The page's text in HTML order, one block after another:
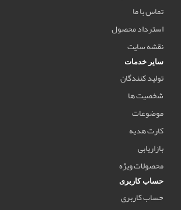
تماس با ما
استرداد محصول
نقشه سایت
سایر خدمات
تولید کنندگان
شخصیت ها
موضوعات
کارت هدیه
بازاریابی
محصولات ویژه
حساب کاربری
حساب کاربری